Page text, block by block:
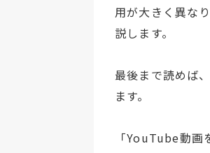
用が大きく異な
説します。
最後まで読めば
ます。
「YouTube動